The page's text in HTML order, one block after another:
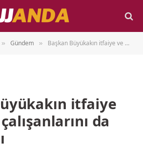
» Gündem » Başkan Büyükakın itfaiye ve sağlık çalışanlarını da unutmadı
itfaiye
da